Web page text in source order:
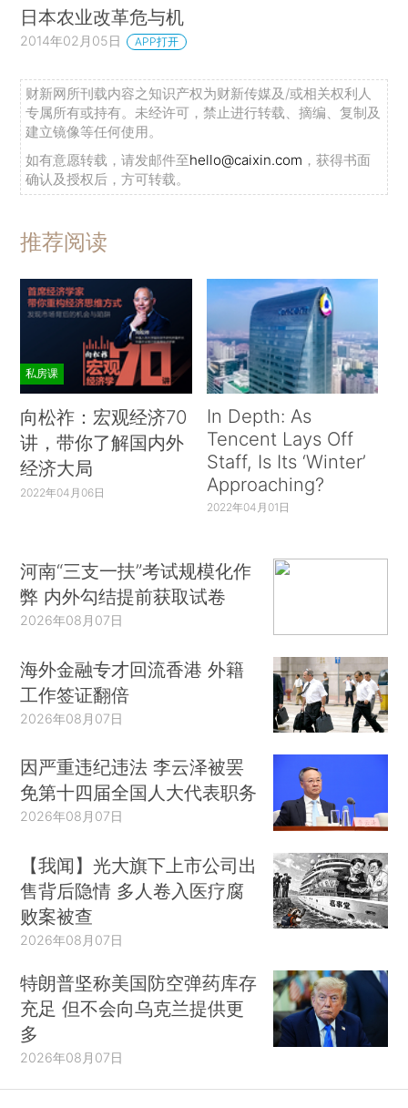
日本农业改革危与机
2014年02月05日 APP打开
财新网所刊载内容之知识产权为财新传媒及/或相关权利人
专属所有或持有。未经许可，禁止进行转载、摘编、复制及
建立镜像等任何使用。
如有意愿转载，请发邮件至hello@caixin.com ，获得书面
确认及授权后，方可转载。
推荐阅读
私房课
向松祚：宏观经济70
讲，带你了解国内外
经济大局
2022年04月06日
In Depth: As
Tencent Lays Off
Staff, Is Its ‘Winter’
Approaching?
2022年04月01日
河南“三支一扶”考试规模化作
弊 内外勾结提前获取试卷
2026年08月07日
海外金融专才回流香港 外籍
工作签证翻倍
2026年08月07日
因严重违纪违法 李云泽被罢
免第十四届全国人大代表职务
2026年08月07日
【我闻】光大旗下上市公司出
售背后隐情 多人卷入医疗腐
败案被查
2026年08月07日
特朗普坚称美国防空弹药库存
充足 但不会向乌克兰提供更
多
2026年08月07日